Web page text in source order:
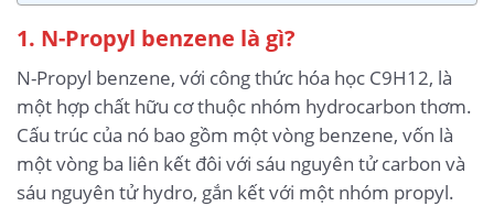
1. N-Propyl benzene là gì?
N-Propyl benzene, với công thức hóa học C9H12, là
một hợp chất hữu cơ thuộc nhóm hydrocarbon thơm.
Cấu trúc của nó bao gồm một vòng benzene, vốn là
một vòng ba liên kết đôi với sáu nguyên tử carbon và
sáu nguyên tử hydro, gắn kết với một nhóm propyl.